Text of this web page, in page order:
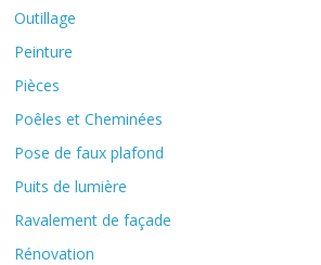
Outillage
Peinture
Pièces
Poêles et Cheminées
Pose de faux plafond
Puits de lumière
Ravalement de façade
Rénovation